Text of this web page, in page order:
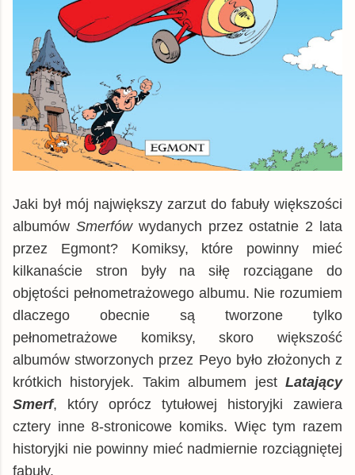
Jaki był mój największy zarzut do fabuły większości
albumów Smerfów wydanych przez ostatnie 2 lata
przez Egmont? Komiksy, które powinny mieć
kilkanaście stron były na siłę rozciągane do
objętości pełnometrażowego albumu. Nie rozumiem
dlaczego obecnie są tworzone tylko
pełnometrażowe komiksy, skoro większość
albumów stworzonych przez Peyo było złożonych z
krótkich historyjek. Takim albumem jest Latający
Smerf, który oprócz tytułowej historyjki zawiera
cztery inne 8-stronicowe komiks. Więc tym razem
historyjki nie powinny mieć nadmiernie rozciągniętej
fabuły.